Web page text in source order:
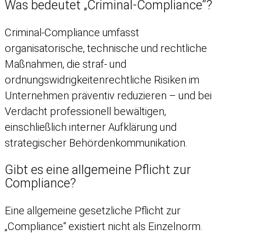
Was bedeutet „Criminal-Compliance“?
Criminal-Compliance umfasst
organisatorische, technische und rechtliche
Maßnahmen, die straf- und
ordnungswidrigkeitenrechtliche Risiken im
Unternehmen präventiv reduzieren – und bei
Verdacht professionell bewältigen,
einschließlich interner Aufklärung und
strategischer Behördenkommunikation.
Gibt es eine allgemeine Pflicht zur
Compliance?
Eine allgemeine gesetzliche Pflicht zur
„Compliance“ existiert nicht als Einzelnorm.